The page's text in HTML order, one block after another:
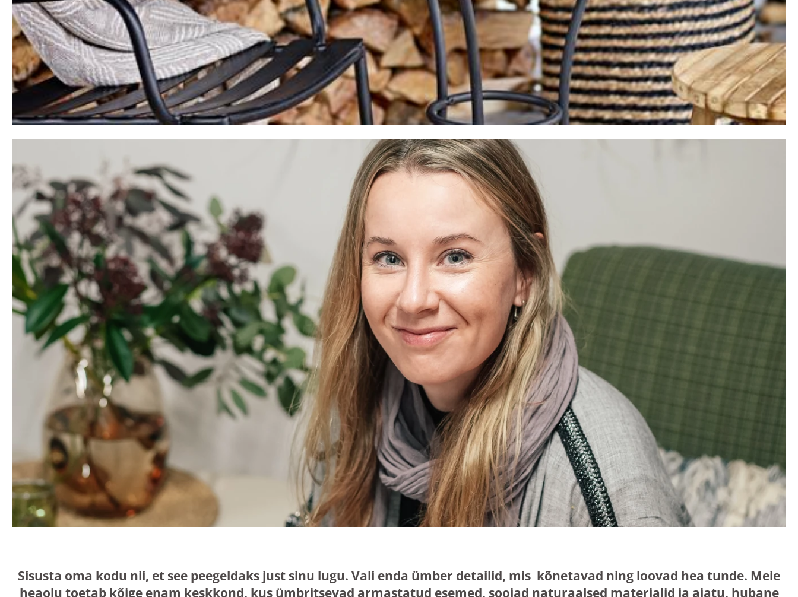
Sisusta oma kodu nii, et see peegeldaks just sinu lugu. Vali enda ümber detailid, mis kõnetavad ning loovad hea tunde. Meie
heaolu toetab kõige enam keskkond, kus ümbritsevad armastatud esemed, soojad naturaalsed materjalid ja ajatu, hubane